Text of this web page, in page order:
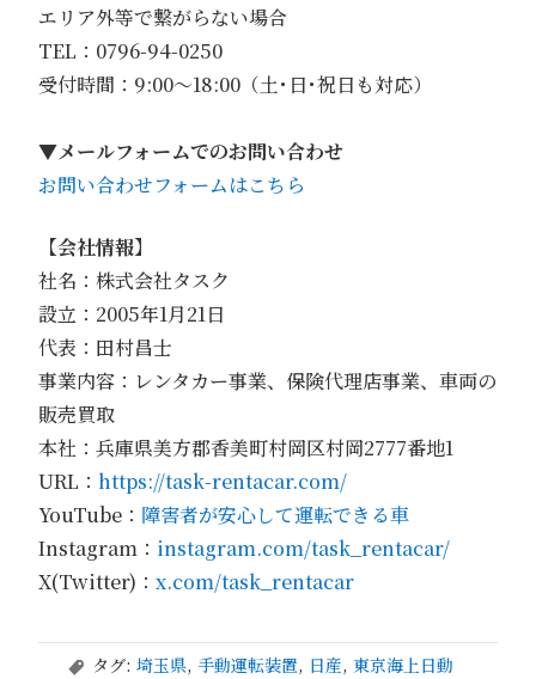
エリア外等で繋がらない場合
TEL：0796-94-0250
受付時間：9:00〜18:00（土･日･祝日も対応）
▼メールフォームでのお問い合わせ
お問い合わせフォームはこちら
【会社情報】
社名：株式会社タスク
設立：2005年1月21日
代表：田村昌士
事業内容：レンタカー事業、保険代理店事業、車両の
販売買取
本社：兵庫県美方郡香美町村岡区村岡2777番地1
URL： https://task-rentacar.com/
YouTube： 障害者が安心して運転できる車
Instagram： instagram.com/task_rentacar/
X(Twitter)： x.com/task_rentacar
, タグ: 埼玉県, 手動運転装置, 日産, 東京海上日動